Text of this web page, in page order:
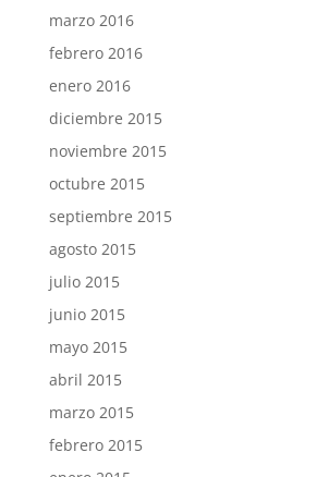
marzo 2016
febrero 2016
enero 2016
diciembre 2015
noviembre 2015
octubre 2015
septiembre 2015
agosto 2015
julio 2015
junio 2015
mayo 2015
abril 2015
marzo 2015
febrero 2015